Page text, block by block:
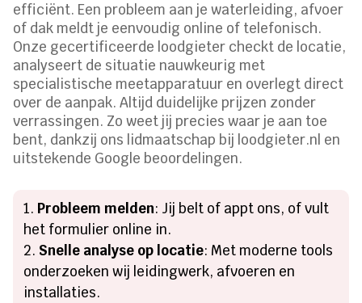
efficiënt. Een probleem aan je waterleiding, afvoer
of dak meldt je eenvoudig online of telefonisch.
Onze gecertificeerde loodgieter checkt de locatie,
analyseert de situatie nauwkeurig met
specialistische meetapparatuur en overlegt direct
over de aanpak. Altijd duidelijke prijzen zonder
verrassingen. Zo weet jij precies waar je aan toe
bent, dankzij ons lidmaatschap bij loodgieter.nl en
uitstekende Google beoordelingen.
Probleem melden: Jij belt of appt ons, of vult
het formulier online in.
Snelle analyse op locatie: Met moderne tools
onderzoeken wij leidingwerk, afvoeren en
installaties.